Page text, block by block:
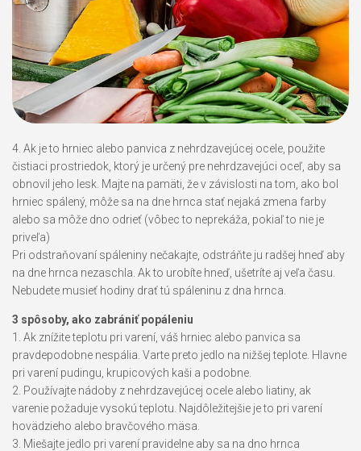
4. Ak je to hrniec alebo panvica z nehrdzavejúcej ocele, použite
čistiaci prostriedok, ktorý je určený pre nehrdzavejúci oceľ, aby sa
obnovil jeho lesk. Majte na pamäti, že v závislosti na tom, ako bol
hrniec spálený, môže sa na dne hrnca stať nejaká zmena farby
alebo sa môže dno odrieť (vôbec to neprekáža, pokiaľ to nie je
priveľa)
Pri odstraňovaní spáleniny nečakajte, odstráňte ju radšej hneď aby
na dne hrnca nezaschla. Ak to urobíte hneď, ušetríte aj veľa času.
Nebudete musieť hodiny drať tú spáleninu z dna hrnca.
3 spôsoby, ako zabrániť popáleniu
1. Ak znížite teplotu pri varení, váš hrniec alebo panvica sa
pravdepodobne nespália. Varte preto jedlo na nižšej teplote. Hlavne
pri varení pudingu, krupicových kaši a podobne.
2. Používajte nádoby z nehrdzavejúcej ocele alebo liatiny, ak
varenie požaduje vysokú teplotu. Najdôležitejšie je to pri varení
hovädzieho alebo bravčového mäsa.
3. Miešajte jedlo pri varení pravidelne aby sa na dno hrnca